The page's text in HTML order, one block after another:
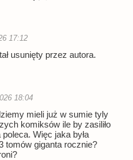
17:12
usunięty przez autora.
18:04
mieli już w sumie tyly
komiksów ile by zasiliło
Więc jaka była
tomów giganta rocznie?